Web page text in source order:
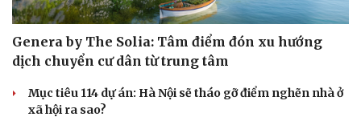
Genera by The Solia: Tâm điểm đón xu hướng
dịch chuyển cư dân từ trung tâm
Mục tiêu 114 dự án: Hà Nội sẽ tháo gỡ điểm nghẽn nhà ở
xã hội ra sao?